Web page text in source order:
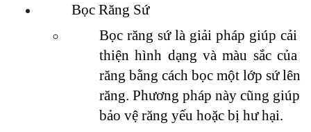
Bọc Răng Sứ
Bọc răng sứ là giải pháp giúp cải
thiện hình dạng và màu sắc của
răng bằng cách bọc một lớp sứ lên
răng. Phương pháp này cũng giúp
bảo vệ răng yếu hoặc bị hư hại.